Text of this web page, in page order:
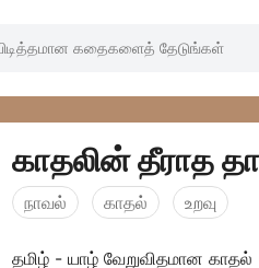
காதலின் தீராத
நாவல் காதல் உறவு
தமிழ் - யாழ் வேறுவிதமான